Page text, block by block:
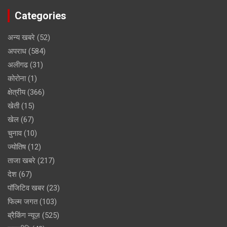
Categories
अन्य खबरे (52)
अपराध (584)
अलीगढ(31)
कोरोना(1)
क्षेत्रीय(366)
खेती(15)
खेल (67)
चुनाव(10)
ज्योतिष(12)
ताजा खबरे (217)
देश (67)
पॉजिटिव खबर (23)
फिल्म जगत(103)
ब्रैकिंग न्यूज़ (525)